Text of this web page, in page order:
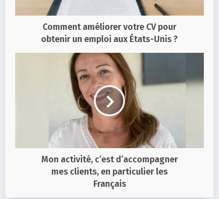
Comment améliorer votre CV pour
obtenir un emploi aux États-Unis ?
Mon activité, c’est d’accompagner
mes clients, en particulier les
Français